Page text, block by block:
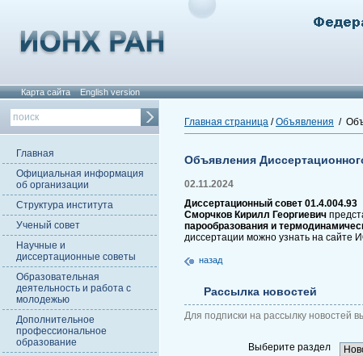
Карта сайта English version
Главная
Официальная информация
об организации
Структура института
Ученый совет
Научные и
диссертационные советы
Образовательная
деятельность и работа с
молодежью
Дополнительное
профессиональное
образование
Главная страница /Объявления /
Объявления
02.11.2024
Диссертационный совет 01.4.004.93
Сморчков Кирилл Георгиевич
парообразования и
диссертации можно узнать на сайте
назад
Рассылка новостей
Для подписки на рассылку новостей
Выберите раздел